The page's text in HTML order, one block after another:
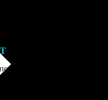
заказа к печати
могут связаться с Вами
телефону или email для
деталей.